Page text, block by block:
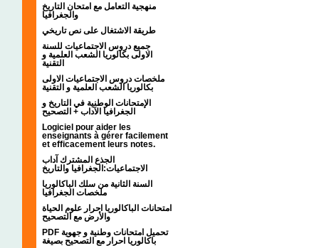
منهجية التعامل مع امتحان التاريخ
والجغرافيا
طريقة الاشتغال على نص تاريخي
جميع دروس الاجتماعيات للسنة
الاولى بكالوريا الشعب العلمية و
التقنية
ملخصات دروس الاجتماعيات الاولى
بكالوريا الشعب العلمية و التقنية
الإمتحانات الوطنية في التاريخ و
الجغرافيا الآداب + التصحيح
Logiciel pour aider les
enseignants à gérer facilement
et efficacement leurs notes.
الجذع المشترك آداب
الاجتماعيات:الجغرافيا والتاريخ
السنة الثانية من سلك الباكالوريا
ملخصات الجغرافيا
امتحانات الباكالوريا احرار علوم الحياة
والأرض مع التصحيح
PDF تحميل امتحانات وطنية و جهوية
باكالوريا احرار مع التصحيح بصيغة